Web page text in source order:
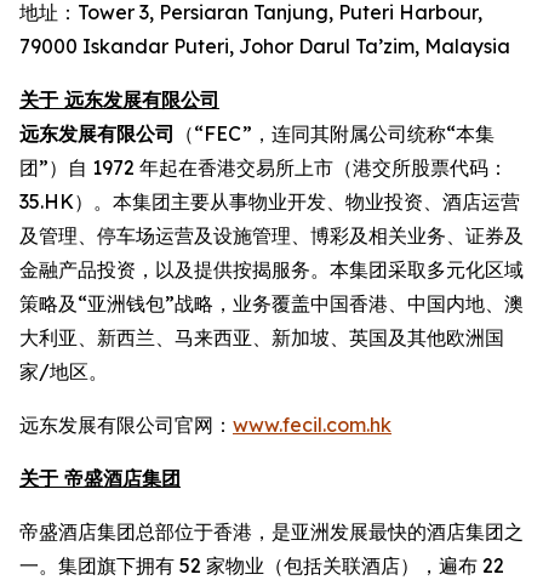
地址：Tower 3, Persiaran Tanjung, Puteri Harbour,
79000 Iskandar Puteri, Johor Darul Ta’zim, Malaysia
关于 远东发展有限公司
远东发展有限公司
（“FEC”，连同其附属公司统称“本集
团”）自 1972 年起在香港交易所上市（港交所股票代码：
35.HK）。本集团主要从事物业开发、物业投资、酒店运营
及管理、停车场运营及设施管理、博彩及相关业务、证券及
金融产品投资，以及提供按揭服务。本集团采取多元化区域
策略及“亚洲钱包”战略，业务覆盖中国香港、中国内地、澳
大利亚、新西兰、马来西亚、新加坡、英国及其他欧洲国
家/地区。
远东发展有限公司官网： www.fecil.com.hk
关于 帝盛酒店集团
帝盛酒店集团总部位于香港，是亚洲发展最快的酒店集团之
一。集团旗下拥有 52 家物业（包括关联酒店），遍布 22